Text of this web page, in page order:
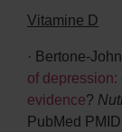
Vitamine D
· Bertone-
of
evidence?
PubMed